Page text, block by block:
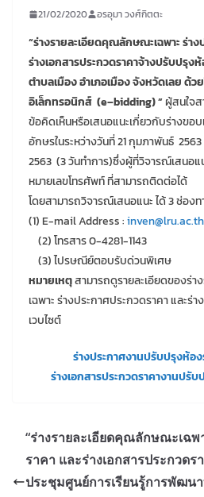
21/02/2020 อรอุมา วงศ์กิตตะ
“ร่างรายละเอียดคุณลักษณะเฉพาะ ร่าง
ร่างเอกสารประกวดราคาจ้างปรับปรุง
ตำบลเมือง อำเภอเมือง จังหวัดเลย ด้ว
อิเล็กทรอนิกส์ (e–bidding) ”ผู้สนใจ
ข้อคิดเห็นหรือเสนอแนะเกี่ยวกับร่างขอ
อักษรในระหว่างวันที่ 21 กุมภาพันธ์
2563 (3 วันทำการ)ซึ่งผู้ที่วิจารณ์เสนอ
หมายเลขโทรศัพท์ ที่สามารถติดต่อได้
โดยสามารถวิจารณ์เสนอแนะ ได้ 3 ช่อง
(1) E-mail Address :inven@lru.ac.th
(2) โทรสาร 0-4281-1143
(3) ไปรษณีย์ตอบรับด่วนพิเศษ
หมายเหตุสามารถดูรายละเอียดของร่
เฉพาะ ร่างประกาศประกวดราคา และร่
เวบไซต์
ร่างประกาศงานปรับปรุงห้อ
ร่างเอกสารประกวดราคางานปรั
“ร่างรายละเอียดคุณลักษณะเฉพ
ราคา และร่างเอกสารประกวดร
ประชุมศูนย์การเรียนรู้การพัฒน